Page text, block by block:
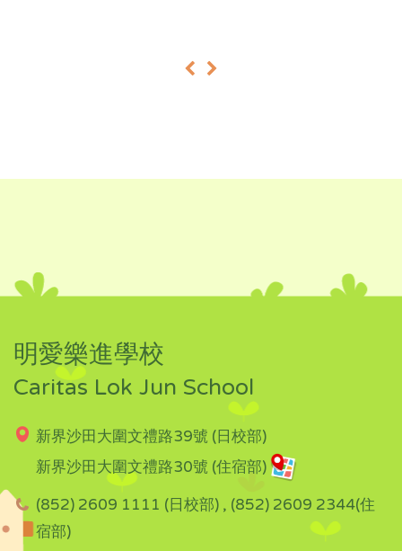
« »
明愛樂進學校
Caritas Lok Jun School
新界沙田大圍文禮路39號 (日校部)
新界沙田大圍文禮路30號 (住宿部)
(852) 2609 1111 (日校部) , (852) 2609 2344(住
宿部)